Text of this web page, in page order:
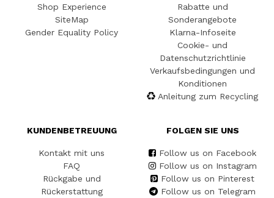
Shop Experience
SiteMap
Gender Equality Policy
Rabatte und
Sonderangebote
Klarna-Infoseite
Cookie- und
Datenschutzrichtlinie
Verkaufsbedingungen und
Konditionen
Anleitung zum Recycling
KUNDENBETREUUNG
Kontakt mit uns
FAQ
Rückgabe und
Rückerstattung
FOLGEN SIE UNS
Follow us on Facebook
Follow us on Instagram
Follow us on Pinterest
Follow us on Telegram